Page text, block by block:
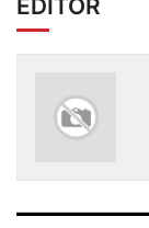
EDİTÖR